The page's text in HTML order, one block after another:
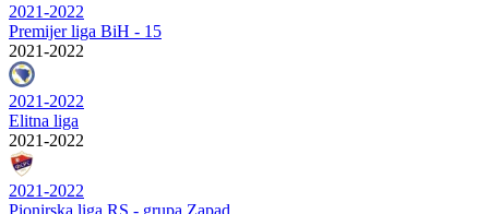
2021-2022
Premijer liga BiH - 15
2021-2022
2021-2022
Elitna liga
2021-2022
2021-2022
Pionirska liga RS - grupa Zapad